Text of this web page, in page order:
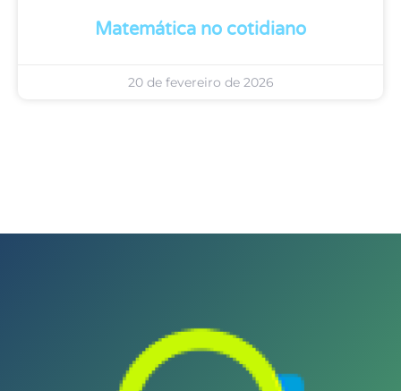
Matemática no cotidiano
20 de fevereiro de 2026